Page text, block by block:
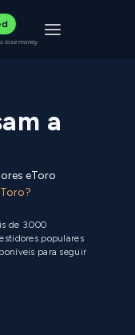
lose money Toggle
a
eToro
de 3.000
populares
para seguir